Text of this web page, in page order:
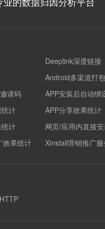
Deeplink深度链接
Android多渠道打包
请码
APP安装后自动绑
计
APP分享效果统计
计
网页/应用内直接
效果统计
Xinstall营销推广